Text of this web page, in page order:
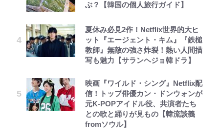
ぶ？【韓国の個人旅行ガイド】
夏休み必見2作！Netflix世界的大ヒ
ット『エージェント・キム』『鉄槌
教師』無敵の強さ炸裂！熱い人間描
写も魅力【サランヘジョ韓ドラ】
映画『ワイルド・シング』Netflix配
信！トップ俳優カン・ドンウォンが
元K-POPアイドル役、共演者たち
との歌と踊りが見もの【韓流談義
fromソウル】